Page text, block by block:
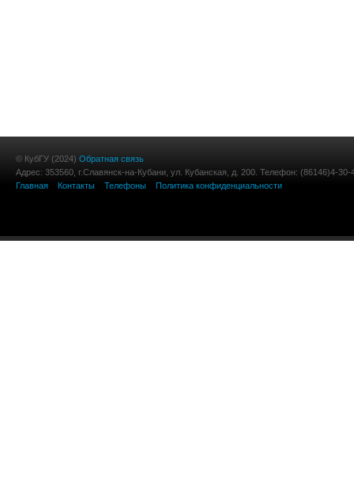
© КубГУ (2024) Обратная связь
Адрес: 353560, г.Славянск-на-Кубани, ул. Кубанская, д. 200. Телефон: (86146)4-30-
Главная
Контакты Телефоны Политика конфиденциальности